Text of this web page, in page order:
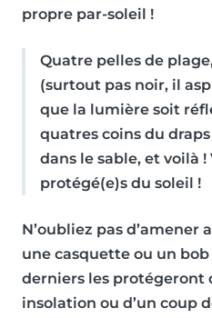
propre par-soleil !
Quatre pelles de
(surtout pas noir, il
que la lumière soit
quatres coins du
dans le sable, et voilà !
protégé(e)s du soleil !
N’oubliez pas d’amener
une casquette ou un bob
derniers les protégeront
insolation ou d’un coup